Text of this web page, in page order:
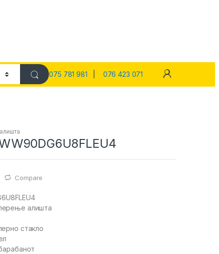
075 781 981 076 423 071
Compare
алишта
стакло